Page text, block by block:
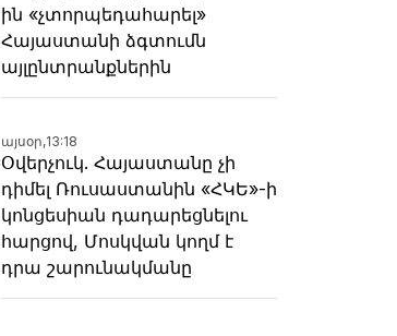
ին «չտորպեդահարել»
Հայաստանի ձգտումն
այլընտրանքներին
այսօր,13:18
Օվերչուկ. Հայաստանը չի
դիմել Ռուսաստանին «ՀԿԵ»-ի
կոնցեսիան դադարեցնելու
հարցով, Մոսկվան կողմ է
դրա շարունակմանը